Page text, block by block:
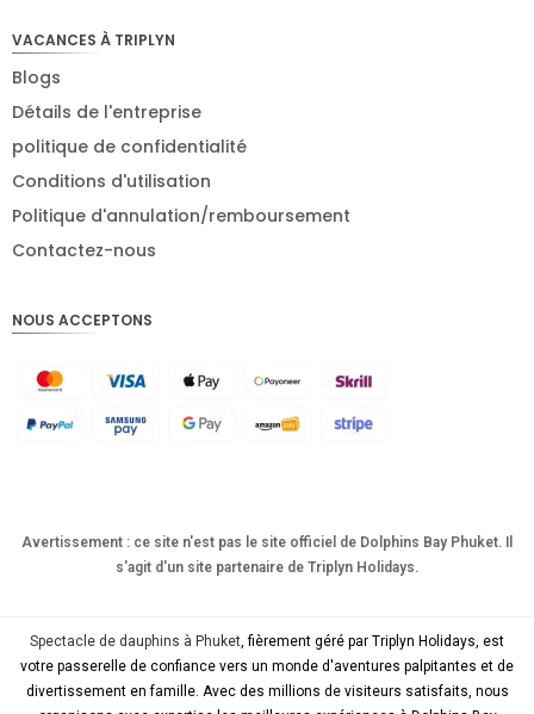
VACANCES À TRIPLYN
Blogs
Détails de l'entreprise
politique de confidentialité
Conditions d'utilisation
Politique d'annulation/remboursement
Contactez-nous
NOUS ACCEPTONS
Avertissement : ce site n'est pas le site officiel de Dolphins Bay Phuket. Il
s'agit d'un site partenaire de Triplyn Holidays.
Spectacle de dauphins à Phuket , fièrement géré par Triplyn Holidays, est
votre passerelle de confiance vers un monde d'aventures palpitantes et de
divertissement en famille. Avec des millions de visiteurs satisfaits, nous